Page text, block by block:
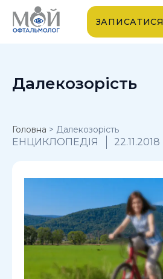
ЗАПИСАТИСЯ
Далекозорість
Головна > Далекозорість
ЕНЦИКЛОПЕДІЯ 22.11.2018